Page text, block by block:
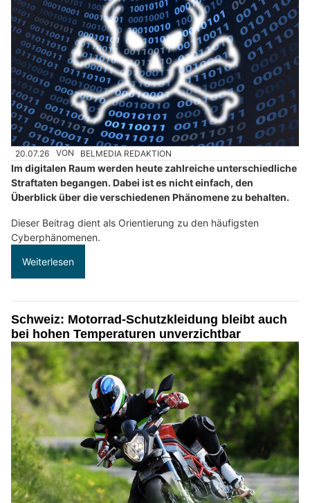
20.07.26 VON BELMEDIA REDAKTION
Im digitalen Raum werden heute zahlreiche unterschiedliche
Straftaten begangen. Dabei ist es nicht einfach, den
Überblick über die verschiedenen Phänomene zu behalten.
Dieser Beitrag dient als Orientierung zu den häufigsten
Cyberphänomenen.
Weiterlesen
Schweiz: Motorrad-Schutzkleidung bleibt auch
bei hohen Temperaturen unverzichtbar